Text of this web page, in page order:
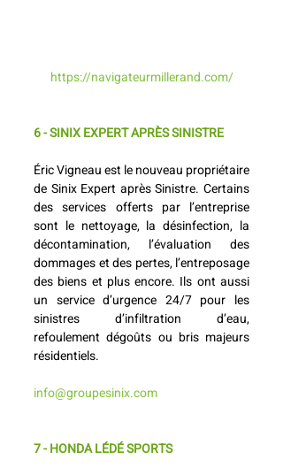
https://navigateurmillerand.com/
6 - SINIX EXPERT APRÈS SINISTRE
Éric Vigneau est le nouveau propriétaire
de Sinix Expert après Sinistre. Certains
des services offerts par l’entreprise
sont le nettoyage, la désinfection, la
décontamination, l’évaluation des
dommages et des pertes, l’entreposage
des biens et plus encore. Ils ont aussi
un service d’urgence 24/7 pour les
sinistres d’infiltration d’eau,
refoulement dégoûts ou bris majeurs
résidentiels.
info@groupesinix.com
7 - HONDA LÉDÉ SPORTS